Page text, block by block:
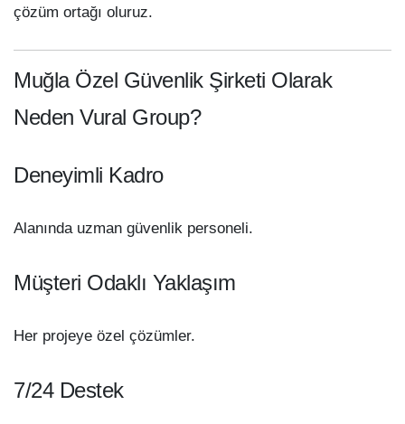
çözüm ortağı oluruz.
Muğla Özel Güvenlik Şirketi Olarak
Neden Vural Group?
Deneyimli Kadro
Alanında uzman güvenlik personeli.
Müşteri Odaklı Yaklaşım
Her projeye özel çözümler.
7/24 Destek